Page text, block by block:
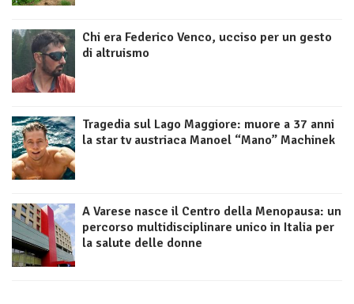
Chi era Federico Venco, ucciso per un gesto
di altruismo
Tragedia sul Lago Maggiore: muore a 37 anni
la star tv austriaca Manoel “Mano” Machinek
A Varese nasce il Centro della Menopausa: un
percorso multidisciplinare unico in Italia per
la salute delle donne